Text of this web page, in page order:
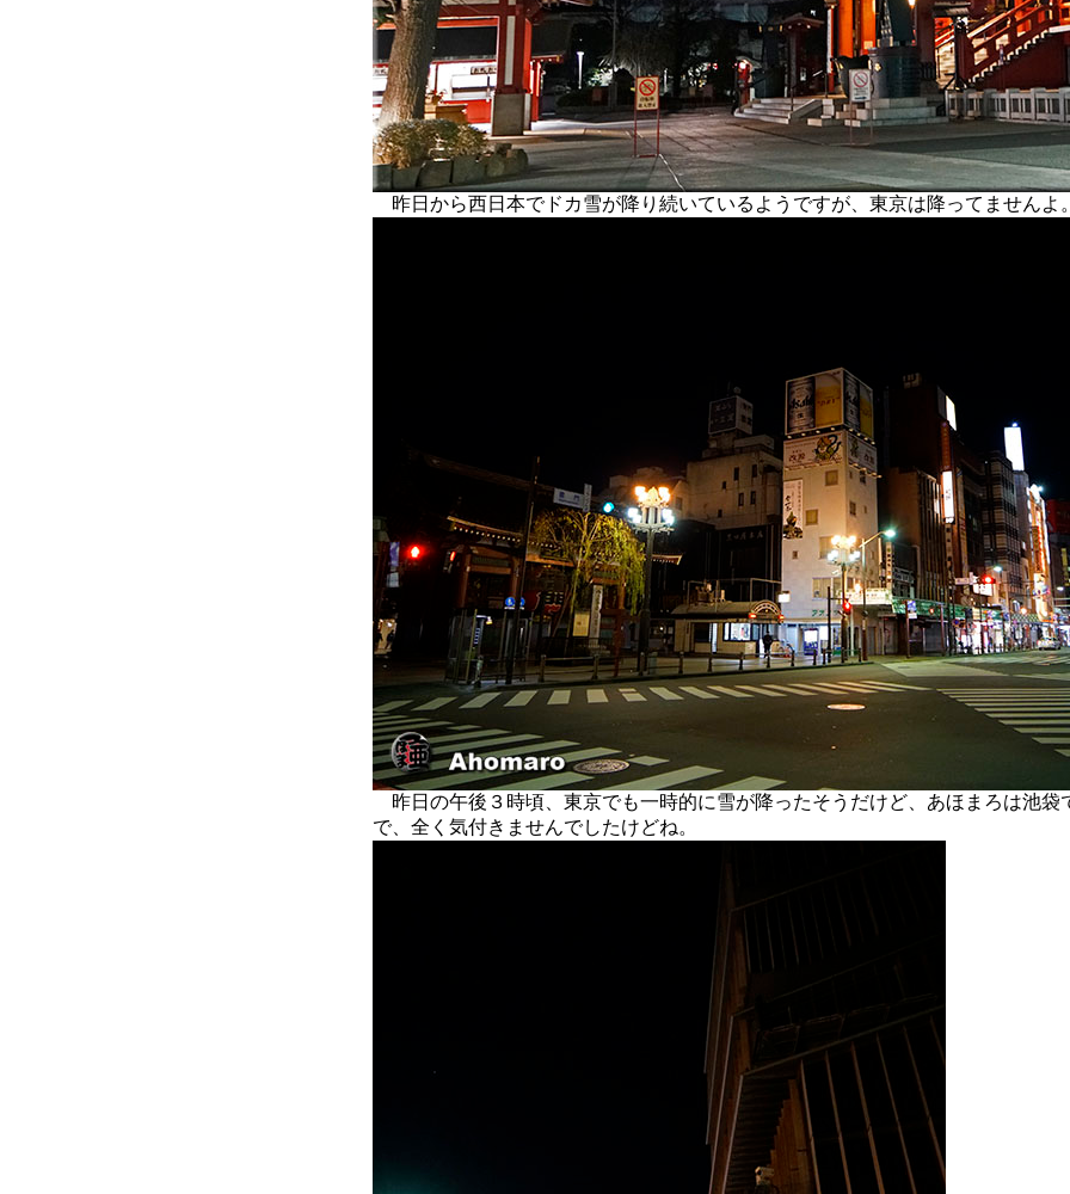
昨日から西日本でドカ雪が降り続いているようですが、東京は降ってませんよ
昨日の午後３時頃、東京でも一時的に雪が降ったそうだけど、あほまろは池袋
で、全く気付きませんでしたけどね。